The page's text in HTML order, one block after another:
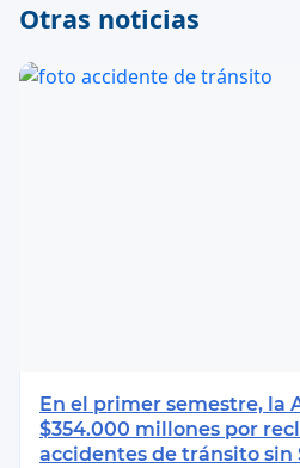
Otras noticias
En el primer semestre, la
$354.000 millones por
accidentes de tránsito sin